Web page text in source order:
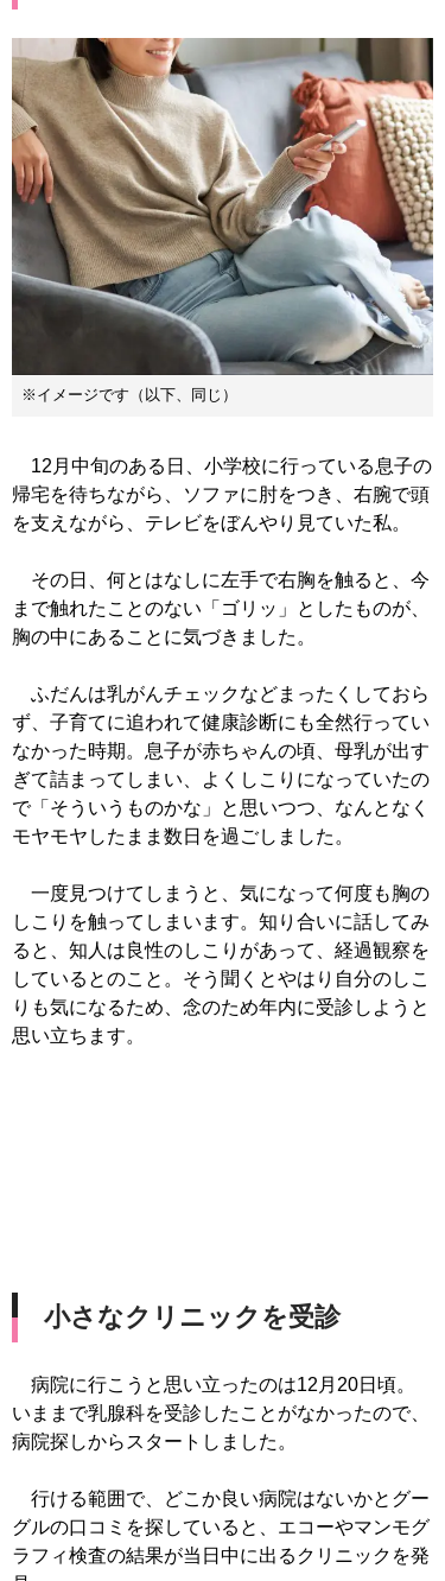
※イメージです（以下、同じ）
12月中旬のある日、小学校に行っている息子の
帰宅を待ちながら、ソファに肘をつき、右腕で頭
を支えながら、テレビをぼんやり見ていた私。
その日、何とはなしに左手で右胸を触ると、今
まで触れたことのない「ゴリッ」としたものが、
胸の中にあることに気づきました。
ふだんは乳がんチェックなどまったくしておら
ず、子育てに追われて健康診断にも全然行ってい
なかった時期。息子が赤ちゃんの頃、母乳が出す
ぎて詰まってしまい、よくしこりになっていたの
で「そういうものかな」と思いつつ、なんとなく
モヤモヤしたまま数日を過ごしました。
一度見つけてしまうと、気になって何度も胸の
しこりを触ってしまいます。知り合いに話してみ
ると、知人は良性のしこりがあって、経過観察を
しているとのこと。そう聞くとやはり自分のしこ
りも気になるため、念のため年内に受診しようと
思い立ちます。
小さなクリニックを受診
病院に行こうと思い立ったのは12月20日頃。
いままで乳腺科を受診したことがなかったので、
病院探しからスタートしました。
行ける範囲で、どこか良い病院はないかとグー
グルの口コミを探していると、エコーやマンモグ
ラフィ検査の結果が当日中に出るクリニックを発